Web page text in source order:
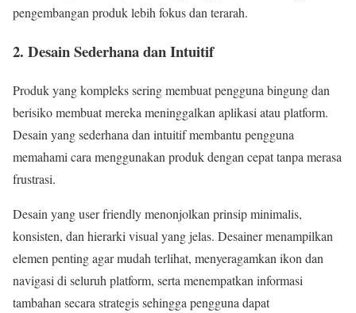
pengembangan produk lebih fokus dan terarah.
2. Desain Sederhana dan Intuitif
Produk yang kompleks sering membuat pengguna bingung dan
berisiko membuat mereka meninggalkan aplikasi atau platform.
Desain yang sederhana dan intuitif membantu pengguna
memahami cara menggunakan produk dengan cepat tanpa merasa
frustrasi.
Desain yang user friendly menonjolkan prinsip minimalis,
konsisten, dan hierarki visual yang jelas. Desainer menampilkan
elemen penting agar mudah terlihat, menyeragamkan ikon dan
navigasi di seluruh platform, serta menempatkan informasi
tambahan secara strategis sehingga pengguna dapat